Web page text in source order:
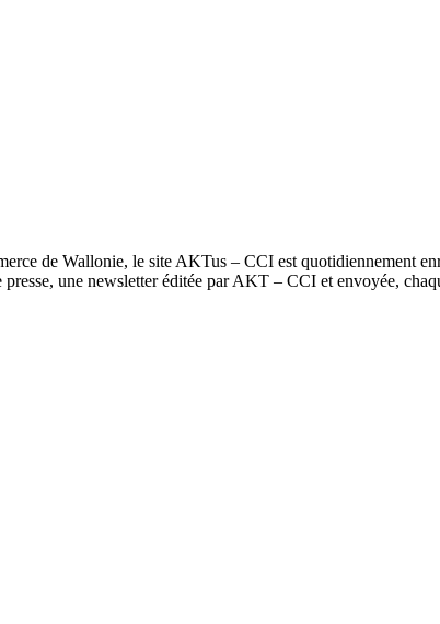
service d’une propreté durable
de Wallonie, le site AKTus – CCI est quotidiennement
presse, une newsletter éditée par AKT – CCI et envoyée,